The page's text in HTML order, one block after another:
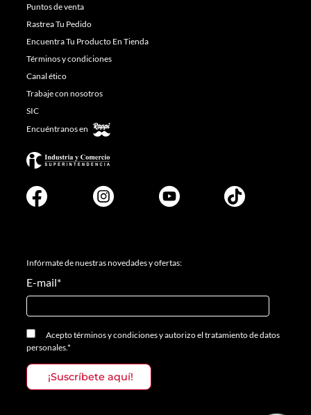
Puntos de venta
Rastrea Tu Pedido
Encuentra Tu Producto En Tienda
Términos y condiciones
Canal ético
Trabaje con nosotros
SIC
Encuéntranos en
Infórmate de nuestras novedades y ofertas:
E-mail*
Aceptotérminos y condicionesyautorizo el tratamiento de datos
personales.*